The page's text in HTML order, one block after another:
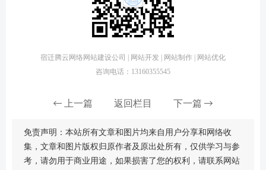
宿迁腾云网络网站建设公司 | 网站开发 | 网站制作 | 网站优化
咨询电话：13160355545
上一篇 返回栏目 下一篇
免责声明：本站所有文章和图片均来自用户分享和网络收
集，文章和图片版权归原作者及原出处所有，仅供学习与参
考，请勿用于商业用途，如果损害了您的权利，请联系网站